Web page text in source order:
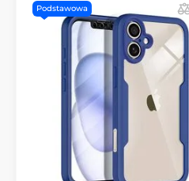
1x etui Techsuit MagSafe Pro
Podstawowa